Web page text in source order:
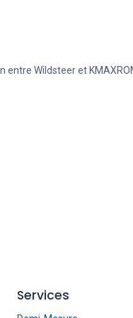
entre Wildsteer et
Services